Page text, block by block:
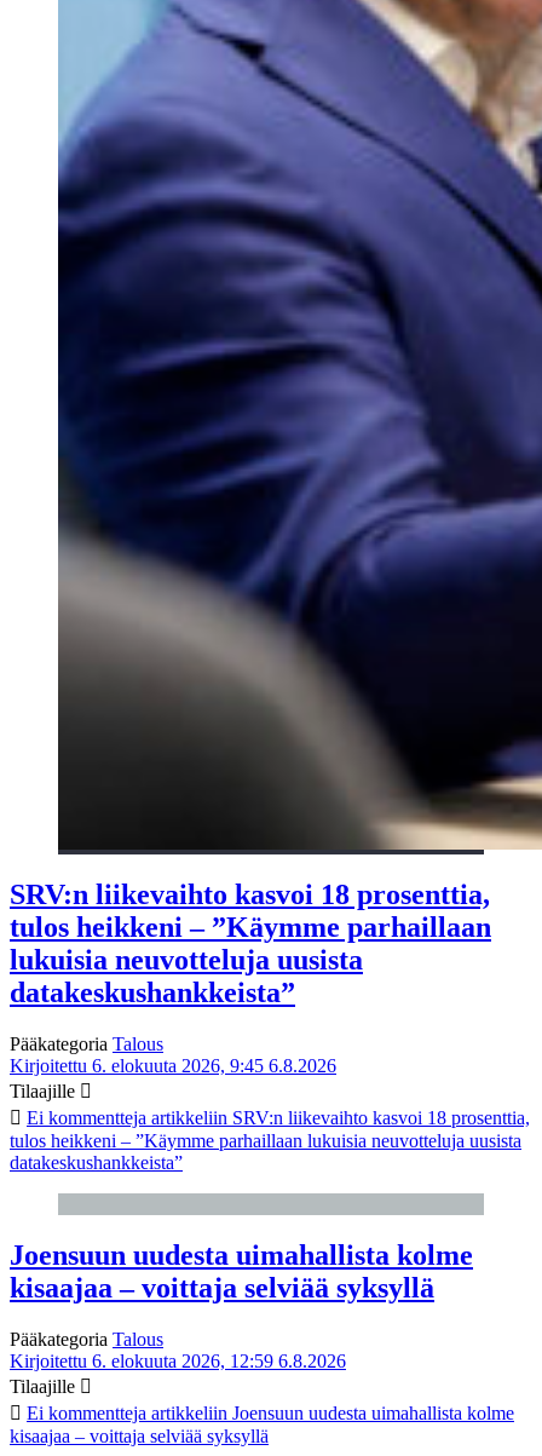
SRV:n liikevaihto kasvoi 18 prosenttia,
tulos heikkeni – ”Käymme parhaillaan
lukuisia neuvotteluja uusista
datakeskushankkeista”
Pääkategoria Talous
Kirjoitettu 6. elokuuta 2026, 9:45 6.8.2026
Tilaajille
Ei kommentteja artikkeliin SRV:n liikevaihto kasvoi 18 prosenttia,
tulos heikkeni – ”Käymme parhaillaan lukuisia neuvotteluja uusista
datakeskushankkeista”
Joensuun uudesta uimahallista kolme
kisaajaa – voittaja selviää syksyllä
Pääkategoria Talous
Kirjoitettu 6. elokuuta 2026, 12:59 6.8.2026
Tilaajille
Ei kommentteja artikkeliin Joensuun uudesta uimahallista kolme
kisaajaa – voittaja selviää syksyllä